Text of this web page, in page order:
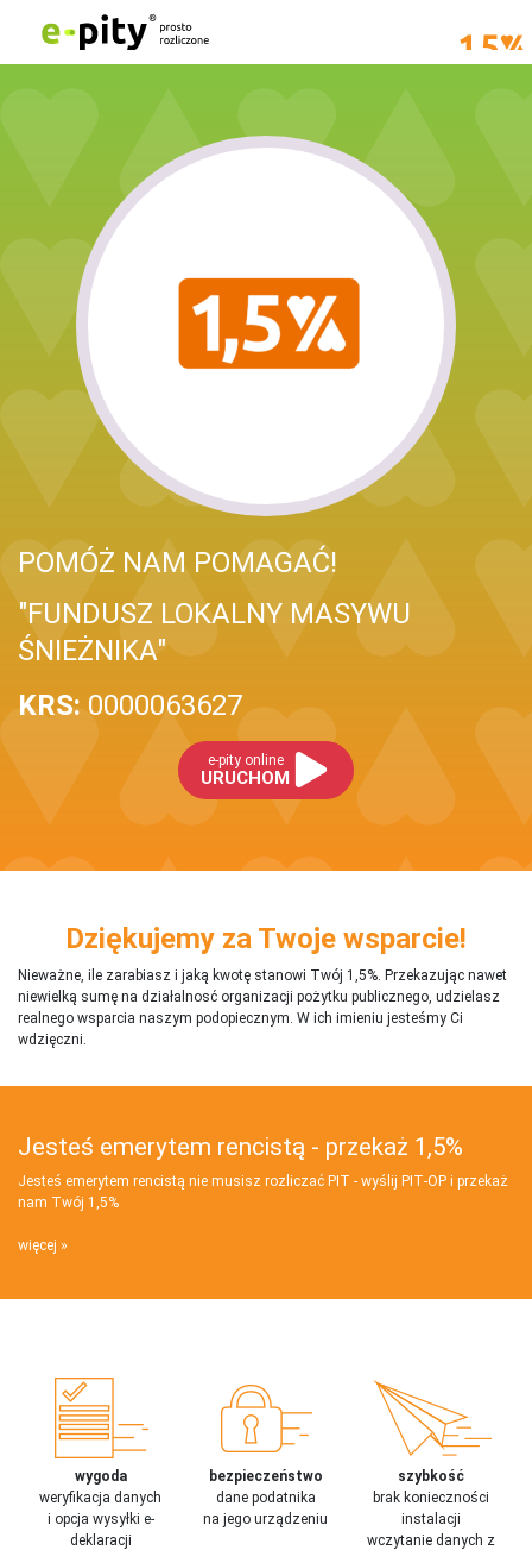
POMÓŻ NAM POMAGAĆ!
"FUNDUSZ LOKALNY MASYWU
ŚNIEŻNIKA"
KRS: 0000063627
e-pity online
URUCHOM
Dziękujemy za Twoje wsparcie!
Nieważne, ile zarabiasz i jaką kwotę stanowi Twój 1,5%. Przekazując nawet
niewielką sumę na działalnosć organizacji pożytku publicznego, udzielasz
realnego wsparcia naszym podopiecznym. W ich imieniu jesteśmy Ci
wdzięczni.
Jesteś emerytem rencistą - przekaż 1,5%
Jesteś emerytem rencistą nie musisz rozliczać PIT - wyślij PIT‑OP i przekaż
nam Twój 1,5%
więcej
wygoda
weryfikacja danych
i opcja wysyłki e-
deklaracji
bezpieczeństwo
dane podatnika
na jego urządzeniu
szybkość
brak konieczności
instalacji
wczytanie danych z